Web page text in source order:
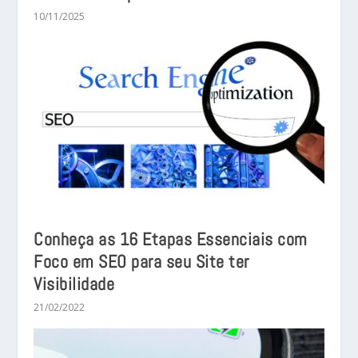
10/11/2025
Conheça as 16 Etapas Essenciais com
Foco em SEO para seu Site ter
Visibilidade
21/02/2022